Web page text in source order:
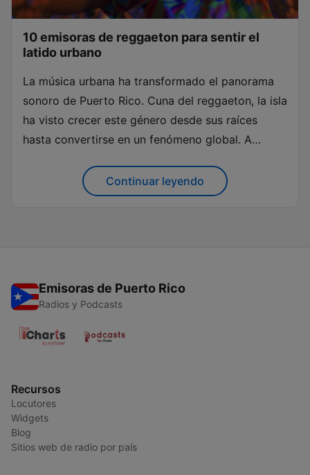
10 emisoras de reggaeton para sentir el
latido urbano
La música urbana ha transformado el panorama
sonoro de Puerto Rico. Cuna del reggaeton, la isla
ha visto crecer este género desde sus raíces
hasta convertirse en un fenómeno global. A
pueden sumergirse en los ritmos que han definido
a una generación...
Continuar leyendo
Emisoras de Puerto Rico
Radios y Podcasts
Recursos
Locutores
Widgets
Blog
Sitios web de radio por país